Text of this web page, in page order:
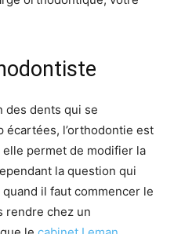
des dents qui se
écartées, l’orthodontie est
permet de modifier la
la question qui
il faut commencer le
rendre chez un